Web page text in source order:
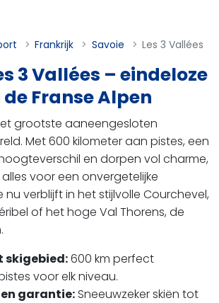
Frankrijk Savoie Les 3 Vallées
3 Vallées – eindeloze
Franse Alpen
grootste aaneengesloten
Met 600 kilometer aan pistes, een
en dorpen vol charme,
voor een onvergetelijke
nu verblijft in het stijlvolle Courchevel,
of het hoge Val Thorens, de
skigebied:600 km perfect
voor elk niveau.
garantie: Sneeuwzeker skiën tot